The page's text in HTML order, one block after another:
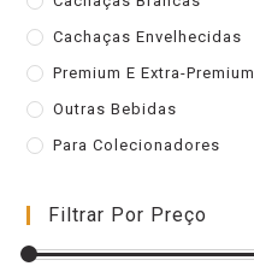
Cachaças Envelhecidas
Premium E Extra-Premium
Outras Bebidas
Para Colecionadores
Filtrar Por Preço